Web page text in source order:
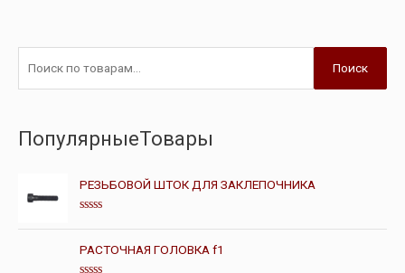
Поиск
ПопулярныеТовары
РЕЗЬБОВОЙ ШТОК ДЛЯ ЗАКЛЕПОЧНИКА
ц
е
н
к
РАСТОЧНАЯ ГОЛОВКА f1